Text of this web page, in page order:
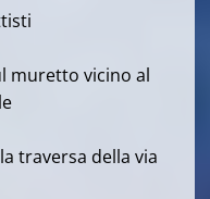
muretto vicino al
traversa della via